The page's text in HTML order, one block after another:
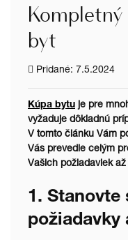
byt
Pridané: 7.5.2024
Kúpa bytu je pre
vyžaduje dôkladnú
V tomto článku Vám
Vás prevedie celým
Vašich požiadaviek
1. Stanovte
požiadavky